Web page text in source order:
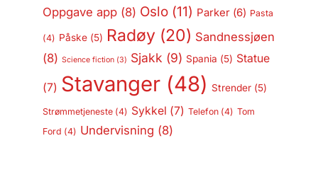
Oppgave app(8) Oslo(11) Parker(6) Pasta
(4) Påske(5) Radøy(20) Sandnessjøen
(8) Science fiction(3) Sjakk (9) Spania (5) Statue
(7) Stavanger(48) Strender(5)
Strømmetjeneste(4) Sykkel (7) Telefon(4) Tom
Ford (4) Undervisning (8)